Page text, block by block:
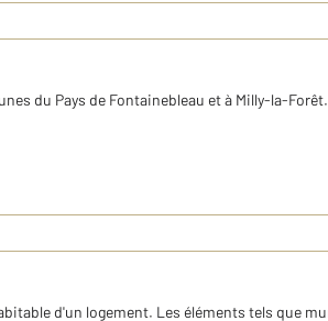
du Pays de Fontainebleau et à Milly-la-
d'un logement. Les éléments tels que